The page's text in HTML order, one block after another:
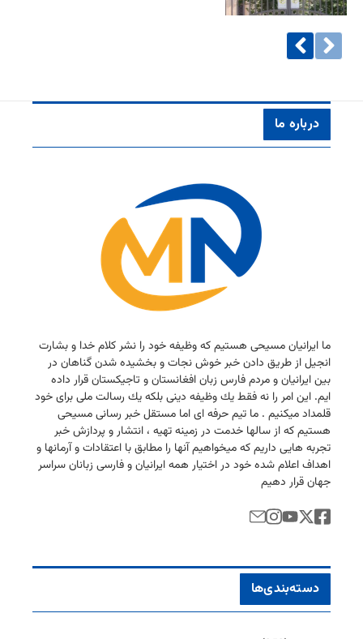
درباره ما
ما ایرانیان مسیحی هستیم كه وظیفه خود را نشر كلام خدا و بشارت
انجیل از طریق دادن خبر خوش نجات و بخشیده شدن گناهان در
بین ایرانیان و مردم فارس زبان افغانستان و تاجیكستان قرار داده
ایم. این امر را نه فقط یك وظیفه دینی بلكه یك رسالت ملی برای خود
قلمداد میكنیم . ما تیم حرفه ای اما مستقل خبر رسانی مسیحی
هستیم كه از سالها خدمت در زمینه تهیه ، انتشار و پردازش خبر
تجربه هایی داریم كه میخواهیم آنها را مطابق با اعتقادات و آرمانها و
اهداف اعلام شده خود در اختیار همه ایرانیان و فارسی زبانان سراسر
جهان قرار دهیم
دسته‌بندی‌ها